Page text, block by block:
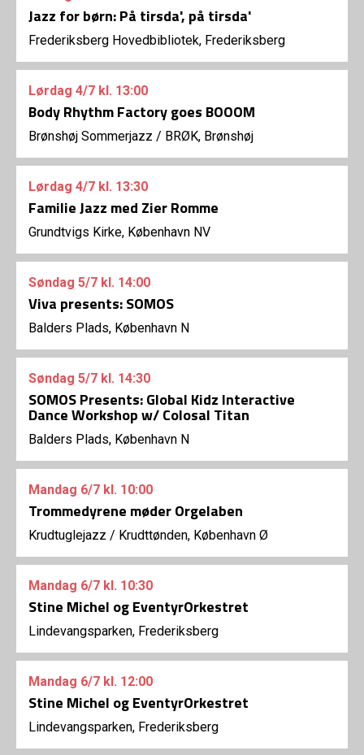
Jazz for børn: På tirsda', på tirsda'
Frederiksberg Hovedbibliotek, Frederiksberg
Lørdag 4/7 kl. 13:00
Body Rhythm Factory goes BOOOM
Brønshøj Sommerjazz / BRØK, Brønshøj
Lørdag 4/7 kl. 13:30
Familie Jazz med Zier Romme
Grundtvigs Kirke, København NV
Søndag 5/7 kl. 14:00
Viva presents: SOMOS
Balders Plads, København N
Søndag 5/7 kl. 14:30
SOMOS Presents: Global Kidz Interactive
Dance Workshop w/ Colosal Titan
Balders Plads, København N
Mandag 6/7 kl. 10:00
Trommedyrene møder Orgelaben
Krudtuglejazz / Krudttønden, København Ø
Mandag 6/7 kl. 10:30
Stine Michel og EventyrOrkestret
Lindevangsparken, Frederiksberg
Mandag 6/7 kl. 12:00
Stine Michel og EventyrOrkestret
Lindevangsparken, Frederiksberg